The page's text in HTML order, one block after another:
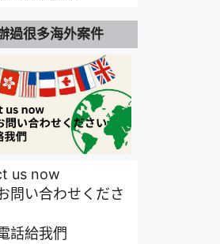
過很多海外案件
us now
問い合わせくださ
話給我們